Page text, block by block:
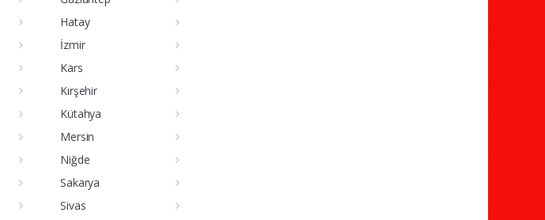
Hatay
İzmir
Kars
Kırşehir
Kütahya
Mersin
Niğde
Sakarya
Sivas